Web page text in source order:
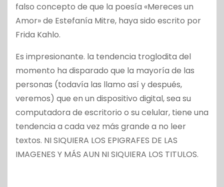
falso concepto de que la poesía «Mereces un
Amor» de Estefanía Mitre, haya sido escrito por
Frida Kahlo.
Es impresionante. la tendencia troglodita del
momento ha disparado que la mayoría de las
personas (todavía las llamo así y después,
veremos) que en un dispositivo digital, sea su
computadora de escritorio o su celular, tiene una
tendencia a cada vez más grande a no leer
textos. NI SIQUIERA LOS EPIGRAFES DE LAS
IMAGENES Y MÁS AUN NI SIQUIERA LOS TITULOS.